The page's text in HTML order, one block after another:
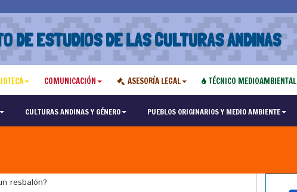
DE ESTUDIOS DE LAS CULTURAS ANDINAS
COMUNICACIÓN ASESORÍA LEGAL TÉCNICO MEDIOAMBIENTAL
CULTURAS ANDINAS Y GÉNERO PUEBLOS ORIGINARIOS Y MEDIO AMBIENTE
resbalón?